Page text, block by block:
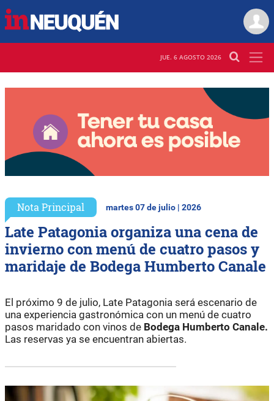
JUE. 6 AGOSTO 2026
Nota Principal martes 07 de julio | 2026
Late Patagonia organiza una cena de
invierno con menú de cuatro pasos y
maridaje de Bodega Humberto Canale
El próximo 9 de julio, Late Patagonia será escenario de
una experiencia gastronómica con un menú de cuatro
pasos maridado con vinos de Bodega Humberto Canale.
Las reservas ya se encuentran abiertas.